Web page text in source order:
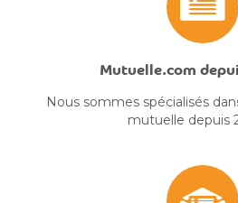
Mutuelle.com
Nous sommes spécialisés
mutuelle depuis